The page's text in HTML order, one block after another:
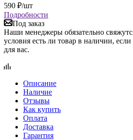
590 ₽/шт
Подробности
Под заказ
Наши менеджеры обязательно
условия есть ли товар в наличии, если
для вас.
Описание
Наличие
Отзывы
Как купить
Оплата
Доставка
Гарантия